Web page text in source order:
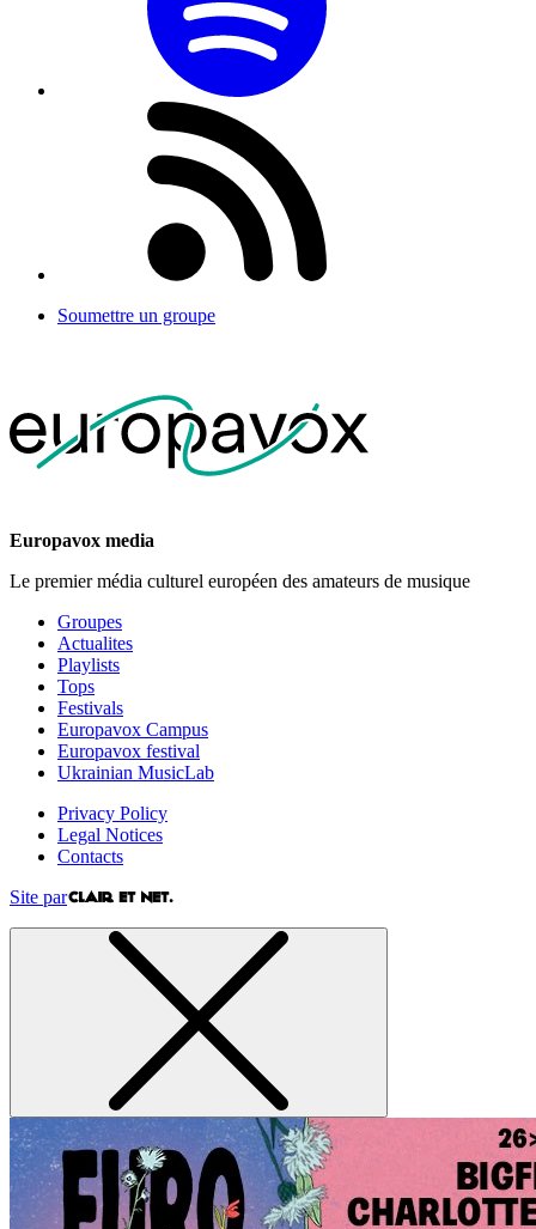
Soumettre un groupe
Europavox media
Le premier média culturel européen des amateurs de musique
Groupes
Actualites
Playlists
Tops
Festivals
Europavox Campus
Europavox festival
Ukrainian MusicLab
Privacy Policy
Legal Notices
Contacts
Site par